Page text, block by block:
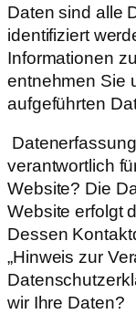
Daten sind alle
identifiziert
Informationen
entnehmen Sie
aufgeführten
verantwortlich
Website? Die
Website erfolgt
Dessen
„Hinweis zur
wir Ihre Daten?